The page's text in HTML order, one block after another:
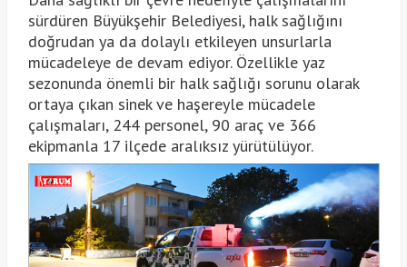
sürdüren Büyükşehir Belediyesi, halk sağlığını
doğrudan ya da dolaylı etkileyen unsurlarla
mücadeleye de devam ediyor. Özellikle yaz
sezonunda önemli bir halk sağlığı sorunu olarak
ortaya çıkan sinek ve haşereyle mücadele
çalışmaları, 244 personel, 90 araç ve 366
ekipmanla 17 ilçede aralıksız yürütülüyor.